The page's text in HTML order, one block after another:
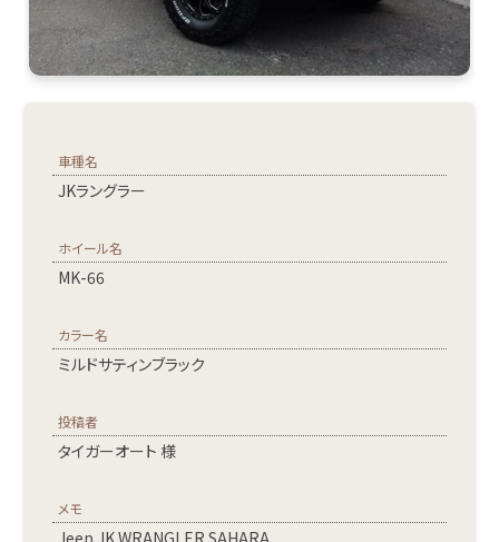
車種名
JKラングラー
ホイール名
MK-66
カラー名
ミルドサティンブラック
投稿者
タイガーオート 様
メモ
Jeep JK WRANGLER SAHARA